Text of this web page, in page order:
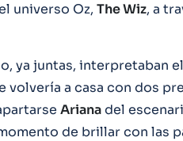
universo Oz, The Wiz, a
ya juntas, interpretaban
volvería a casa con dos
Arianadel
de brillar con las